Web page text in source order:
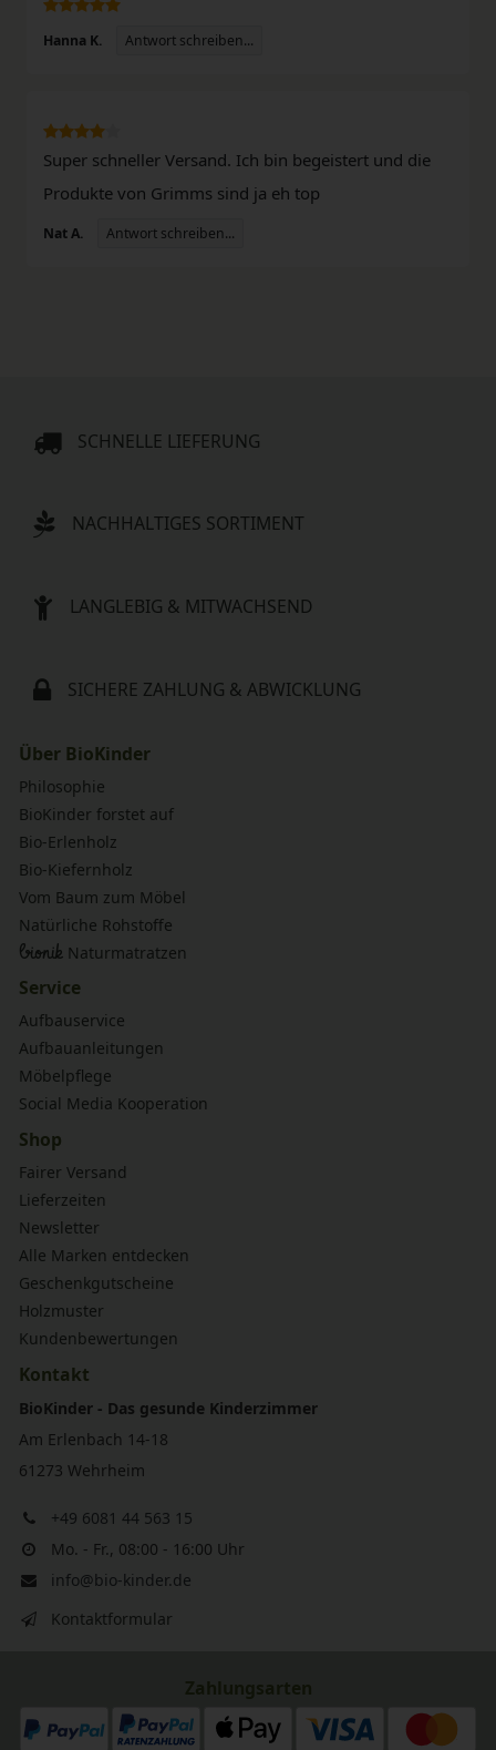
Hanna K. Antwort schreiben...
Super schneller Versand. Ich bin begeistert und die
Produkte von Grimms sind ja eh top
Nat A. Antwort schreiben...
SCHNELLE LIEFERUNG
NACHHALTIGES SORTIMENT
LANGLEBIG & MITWACHSEND
SICHERE ZAHLUNG & ABWICKLUNG
Über BioKinder
Philosophie
BioKinder forstet auf
Bio-Erlenholz
Bio-Kiefernholz
Vom Baum zum Möbel
Natürliche Rohstoffe
bionik Naturmatratzen
Service
Aufbauservice
Aufbauanleitungen
Möbelpflege
Social Media Kooperation
Shop
Fairer Versand
Lieferzeiten
Newsletter
Alle Marken entdecken
Geschenkgutscheine
Holzmuster
Kundenbewertungen
Kontakt
BioKinder - Das gesunde Kinderzimmer
Am Erlenbach 14-18
61273 Wehrheim
+49 6081 44 563 15
Mo. - Fr., 08:00 - 16:00 Uhr
info@bio-kinder.de
Kontaktformular
Zahlungsarten